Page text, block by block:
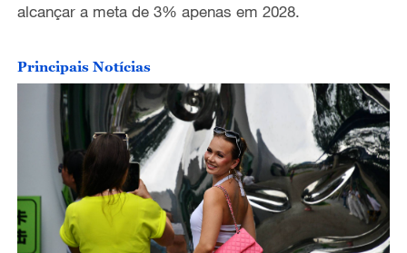
alcançar a meta de 3% apenas em 2028.
Principais Notícias